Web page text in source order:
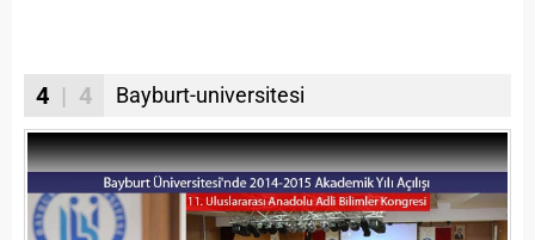
4 | 4 Bayburt-universitesi